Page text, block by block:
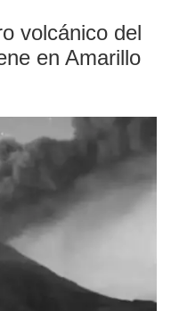
volcánico del
en Amarillo